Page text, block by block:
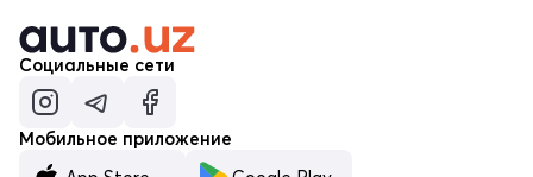
Социальные сети
Мобильное приложение